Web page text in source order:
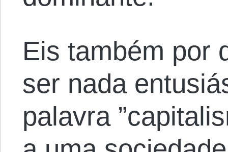
Eis também por
ser nada
palavra